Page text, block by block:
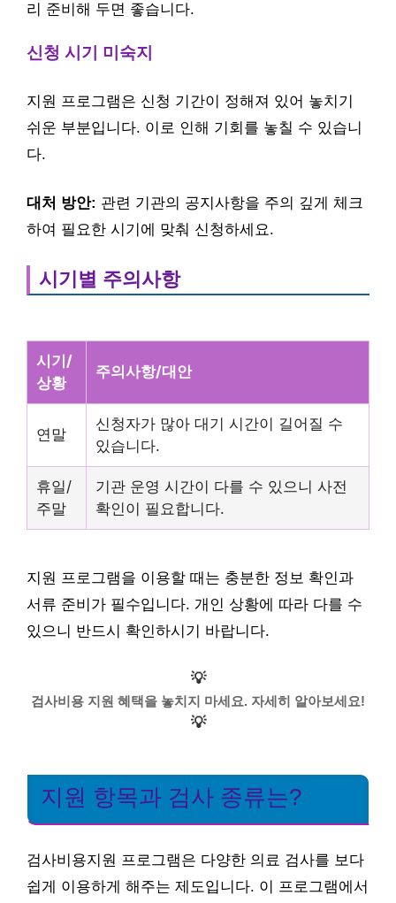
리 준비해 두면 좋습니다.
신청 시기 미숙지
지원 프로그램은 신청 기간이 정해져 있어 놓치기
쉬운 부분입니다. 이로 인해 기회를 놓칠 수 있습니
다.
대처 방안: 관련 기관의 공지사항을 주의 깊게 체크
하여 필요한 시기에 맞춰 신청하세요.
시기별 주의사항
시기/
상황
주의사항/대안
연말
신청자가 많아 대기 시간이 길어질 수
있습니다.
휴일/
주말
기관 운영 시간이 다를 수 있으니 사전
확인이 필요합니다.
지원 프로그램을 이용할 때는 충분한 정보 확인과
서류 준비가 필수입니다. 개인 상황에 따라 다를 수
있으니 반드시 확인하시기 바랍니다.
💡
검사비용 지원 혜택을 놓치지 마세요. 자세히 알아보세요!
💡
지원 항목과 검사 종류는?
검사비용지원 프로그램은 다양한 의료 검사를 보다
쉽게 이용하게 해주는 제도입니다. 이 프로그램에서